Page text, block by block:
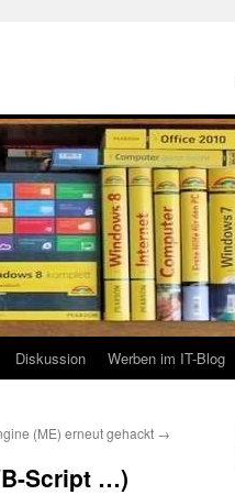
Diskussion Werben im IT-Blog
(ME) erneut gehackt →
Script …)